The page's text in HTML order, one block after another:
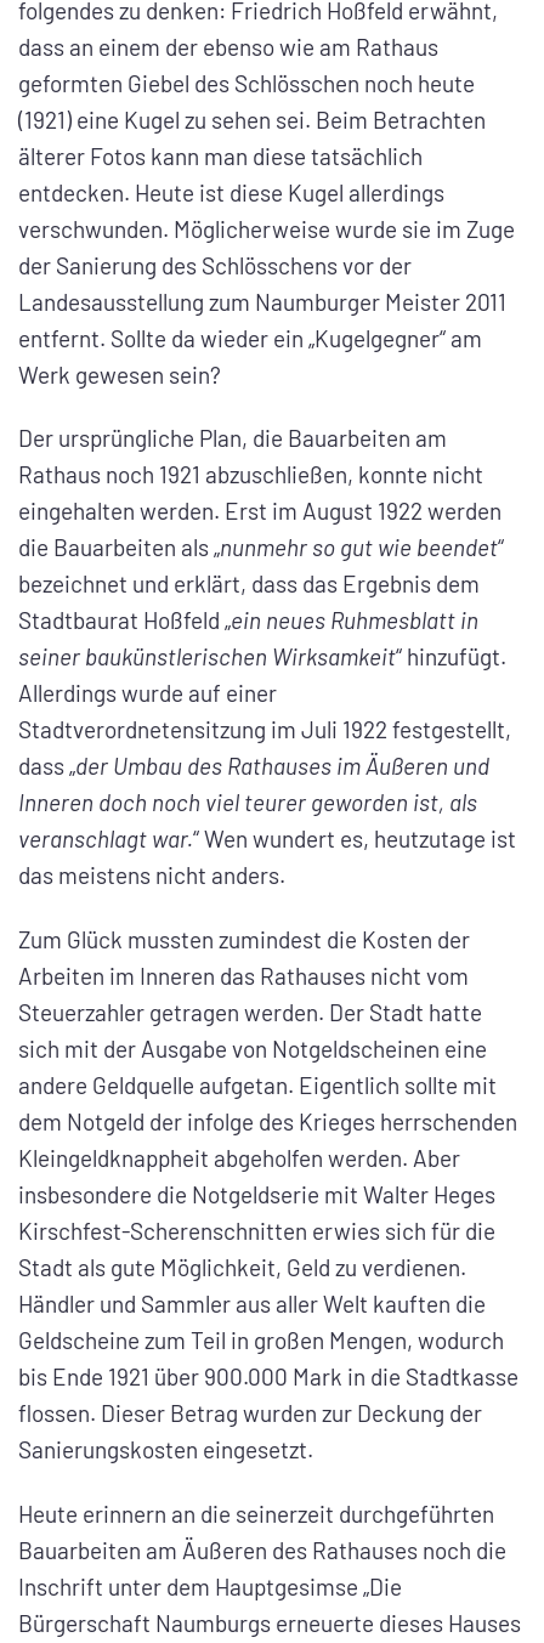
folgendes zu denken: Friedrich Hoßfeld erwähnt,
dass an einem der ebenso wie am Rathaus
geformten Giebel des Schlösschen noch heute
(1921) eine Kugel zu sehen sei. Beim Betrachten
älterer Fotos kann man diese tatsächlich
entdecken. Heute ist diese Kugel allerdings
verschwunden. Möglicherweise wurde sie im Zuge
der Sanierung des Schlösschens vor der
Landesausstellung zum Naumburger Meister 2011
entfernt. Sollte da wieder ein „Kugelgegner“ am
Werk gewesen sein?
Der ursprüngliche Plan, die Bauarbeiten am
Rathaus noch 1921 abzuschließen, konnte nicht
eingehalten werden. Erst im August 1922 werden
die Bauarbeiten als „nunmehr so gut wie beendet“
bezeichnet und erklärt, dass das Ergebnis dem
Stadtbaurat Hoßfeld „ein neues Ruhmesblatt in
seiner baukünstlerischen Wirksamkeit“ hinzufügt.
Allerdings wurde auf einer
Stadtverordnetensitzung im Juli 1922 festgestellt,
dass „der Umbau des Rathauses im Äußeren und
Inneren doch noch viel teurer geworden ist, als
veranschlagt war.“ Wen wundert es, heutzutage ist
das meistens nicht anders.
Zum Glück mussten zumindest die Kosten der
Arbeiten im Inneren das Rathauses nicht vom
Steuerzahler getragen werden. Der Stadt hatte
sich mit der Ausgabe von Notgeldscheinen eine
andere Geldquelle aufgetan. Eigentlich sollte mit
dem Notgeld der infolge des Krieges herrschenden
Kleingeldknappheit abgeholfen werden. Aber
insbesondere die Notgeldserie mit Walter Heges
Kirschfest-Scherenschnitten erwies sich für die
Stadt als gute Möglichkeit, Geld zu verdienen.
Händler und Sammler aus aller Welt kauften die
Geldscheine zum Teil in großen Mengen, wodurch
bis Ende 1921 über 900.000 Mark in die Stadtkasse
flossen. Dieser Betrag wurden zur Deckung der
Sanierungskosten eingesetzt.
Heute erinnern an die seinerzeit durchgeführten
Bauarbeiten am Äußeren des Rathauses noch die
Inschrift unter dem Hauptgesimse „Die
Bürgerschaft Naumburgs erneuerte dieses Hauses